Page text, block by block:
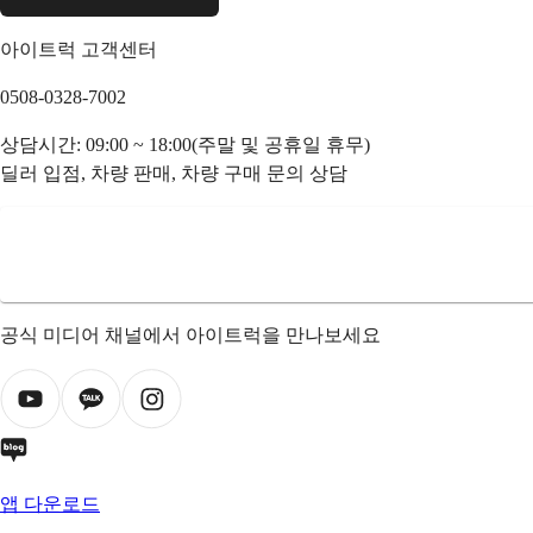
아이트럭 고객센터
0508-0328-7002
상담시간: 09:00 ~ 18:00(주말 및 공휴일 휴무)
딜러 입점, 차량 판매, 차량 구매 문의 상담
공식 미디어 채널에서 아이트럭을 만나보세요
앱 다운로드